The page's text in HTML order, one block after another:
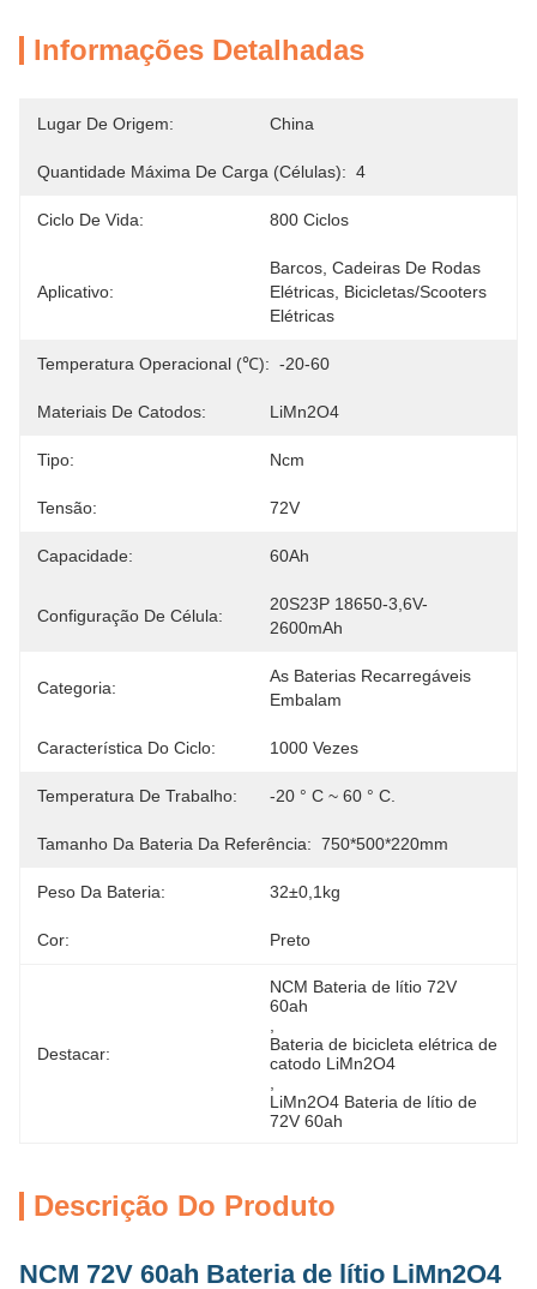
Informações Detalhadas
Lugar De Origem: China
Quantidade Máxima De Carga (células): 4
Ciclo De Vida: 800 Ciclos
Aplicativo:
Barcos, Cadeiras De Rodas
Elétricas, Bicicletas/scooters
Elétricas
Temperatura Operacional (℃): -20-60
Materiais De Catodos: LiMn2O4
Tipo: Ncm
Tensão: 72V
Capacidade: 60Ah
Configuração De Célula:
20S23P 18650-3,6V-
2600mAh
Categoria:
As Baterias Recarregáveis
Embalam
Característica Do Ciclo: 1000 Vezes
Temperatura De Trabalho: -20 ° C ~ 60 ° C.
Tamanho Da Bateria Da Referência: 750*500*220mm
Peso Da Bateria: 32±0,1kg
Cor: Preto
Destacar:
NCM Bateria de lítio 72V
60ah
Bateria de bicicleta elétrica de
catodo LiMn2O4
LiMn2O4 Bateria de lítio de
72V 60ah
Descrição Do Produto
NCM 72V 60ah Bateria de lítio LiMn2O4